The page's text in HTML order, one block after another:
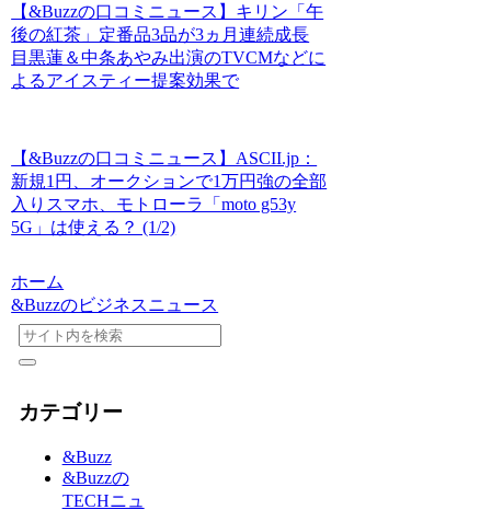
【&Buzzの口コミニュース】キリン「午
後の紅茶」定番品3品が3ヵ月連続成長
目黒蓮＆中条あやみ出演のTVCMなどに
よるアイスティー提案効果で
【&Buzzの口コミニュース】ASCII.jp：
新規1円、オークションで1万円強の全部
入りスマホ、モトローラ「moto g53y
5G」は使える？ (1/2)
ホーム
&Buzzのビジネスニュース
カテゴリー
&Buzz
&Buzzの
TECHニュ